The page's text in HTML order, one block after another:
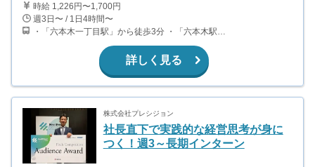
時給 1,226円〜1,700円
週3日〜 / 1日4時間〜
・「六本木一丁目駅」から徒歩3分 ・「六本木駅」から徒歩5分 ・「溜池山王駅」から徒歩8分
詳しく見る
株式会社プレシジョン
社長直下で実践的な経営思考が身に
つく！週3～長期インターン